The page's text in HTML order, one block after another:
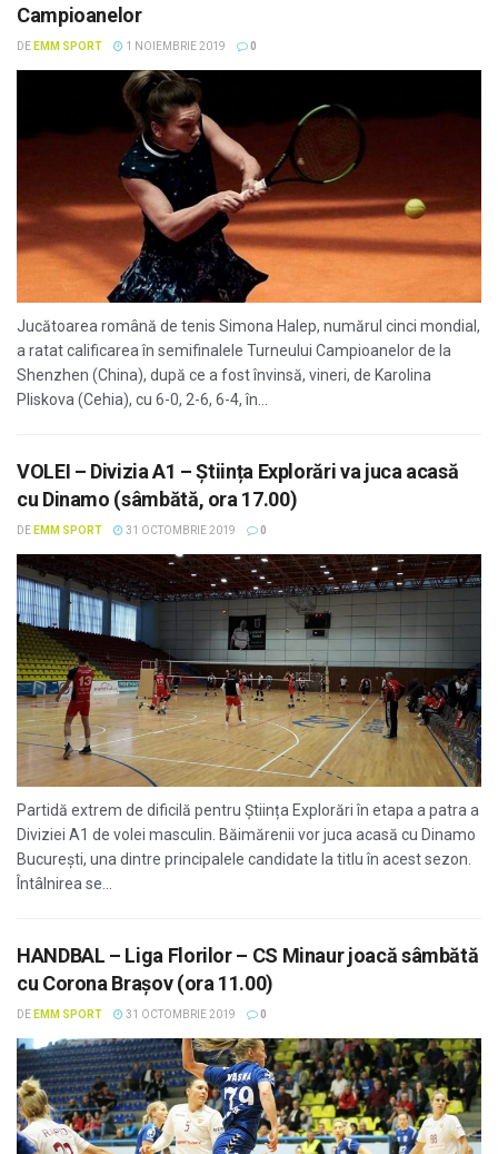
Campioanelor
DE EMM SPORT 1 NOIEMBRIE 2019 0
Jucătoarea română de tenis Simona Halep, numărul cinci mondial,
a ratat calificarea în semifinalele Turneului Campioanelor de la
Shenzhen (China), după ce a fost învinsă, vineri, de Karolina
Pliskova (Cehia), cu 6-0, 2-6, 6-4, în...
VOLEI – Divizia A1 – Știința Explorări va juca acasă
cu Dinamo (sâmbătă, ora 17.00)
DE EMM SPORT 31 OCTOMBRIE 2019 0
Partidă extrem de dificilă pentru Știința Explorări în etapa a patra a
Diviziei A1 de volei masculin. Băimărenii vor juca acasă cu Dinamo
București, una dintre principalele candidate la titlu în acest sezon.
Întâlnirea se...
HANDBAL – Liga Florilor – CS Minaur joacă sâmbătă
cu Corona Brașov (ora 11.00)
DE EMM SPORT 31 OCTOMBRIE 2019 0